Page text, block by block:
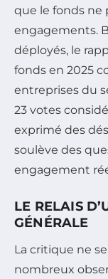
que le fonds ne
engagements.
déployés, le
fonds en 2025
entreprises du
23 votes
exprimé des
soulève des
engagement
LE RELAIS
GÉNÉRALE
La critique ne
nombreux